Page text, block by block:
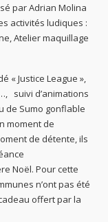
par Adrian Molina
activités ludiques :
Atelier maquillage
« Justice League »,
suivi d’animations
de Sumo gonflable
moment de
de détente, ils
Noël. Pour cette
n’ont pas été
offert par la